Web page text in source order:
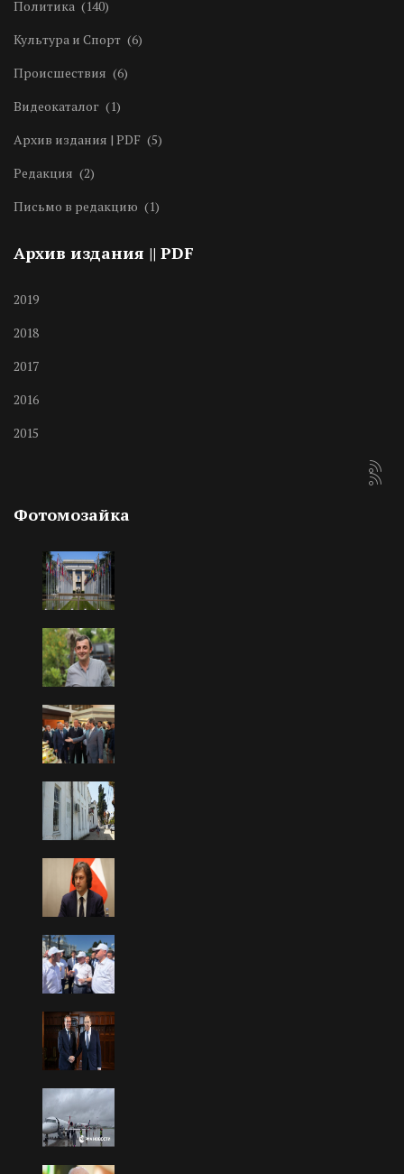
Политика (140)
Культура и Спорт (6)
Происшествия (6)
Видеокаталог (1)
Архив издания | PDF (5)
Редакция (2)
Письмо в редакцию (1)
Архив издания || PDF
2019
2018
2017
2016
2015
Фотомозайка